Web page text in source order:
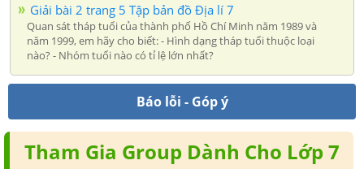
Giải bài 2 trang 5 Tập bản đồ Địa lí 7
Quan sát tháp tuổi của thành phố Hồ Chí Minh năm 1989 và
năm 1999, em hãy cho biết: - Hình dạng tháp tuổi thuộc loại
nào? - Nhóm tuổi nào có tỉ lệ lớn nhất?
Báo lỗi - Góp ý
Tham Gia Group Dành Cho Lớp 7